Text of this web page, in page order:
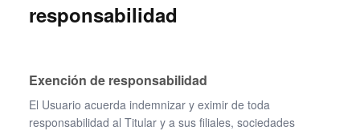
responsabilidad
Exención de responsabilidad
El Usuario acuerda indemnizar y eximir de toda
responsabilidad al Titular y a sus filiales, sociedades